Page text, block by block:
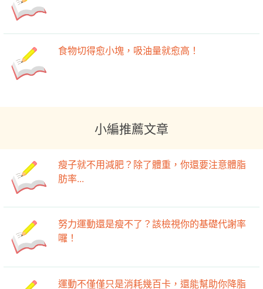
食物切得愈小塊，吸油量就愈高！
小編推薦文章
瘦子就不用減肥？除了體重，你還要注意體脂
肪率...
努力運動還是瘦不了？該檢視你的基礎代謝率
囉！
運動不僅僅只是消耗幾百卡，還能幫助你降脂